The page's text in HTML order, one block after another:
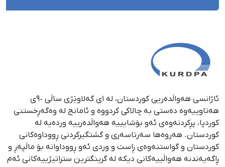
ئاژانسی هەواڵدەریی کوردستان، لە ١ی گەلاوێژی ساڵی ٩٠ی
هەتاوییەوە دەستی بە چالاکی کردووە و ئامانج لە وەگەڕخستنی
كوردپا، پڕكردنەوەی ئەو بۆشایییە هەواڵدەرییە وردەیە لە
كوردستان. هەروەها سەرتاسەری و گشتگیركردنی ڕووداوەكانی
كوردستان و گواستنەوەی ڕاست و وردی ئەو ڕووداوانە بۆ ماڵپەڕ و
ڕاگەیەندنە هەواڵییەكانی دیكە لە گرینگترین ستراتیژییەكانی ئەم